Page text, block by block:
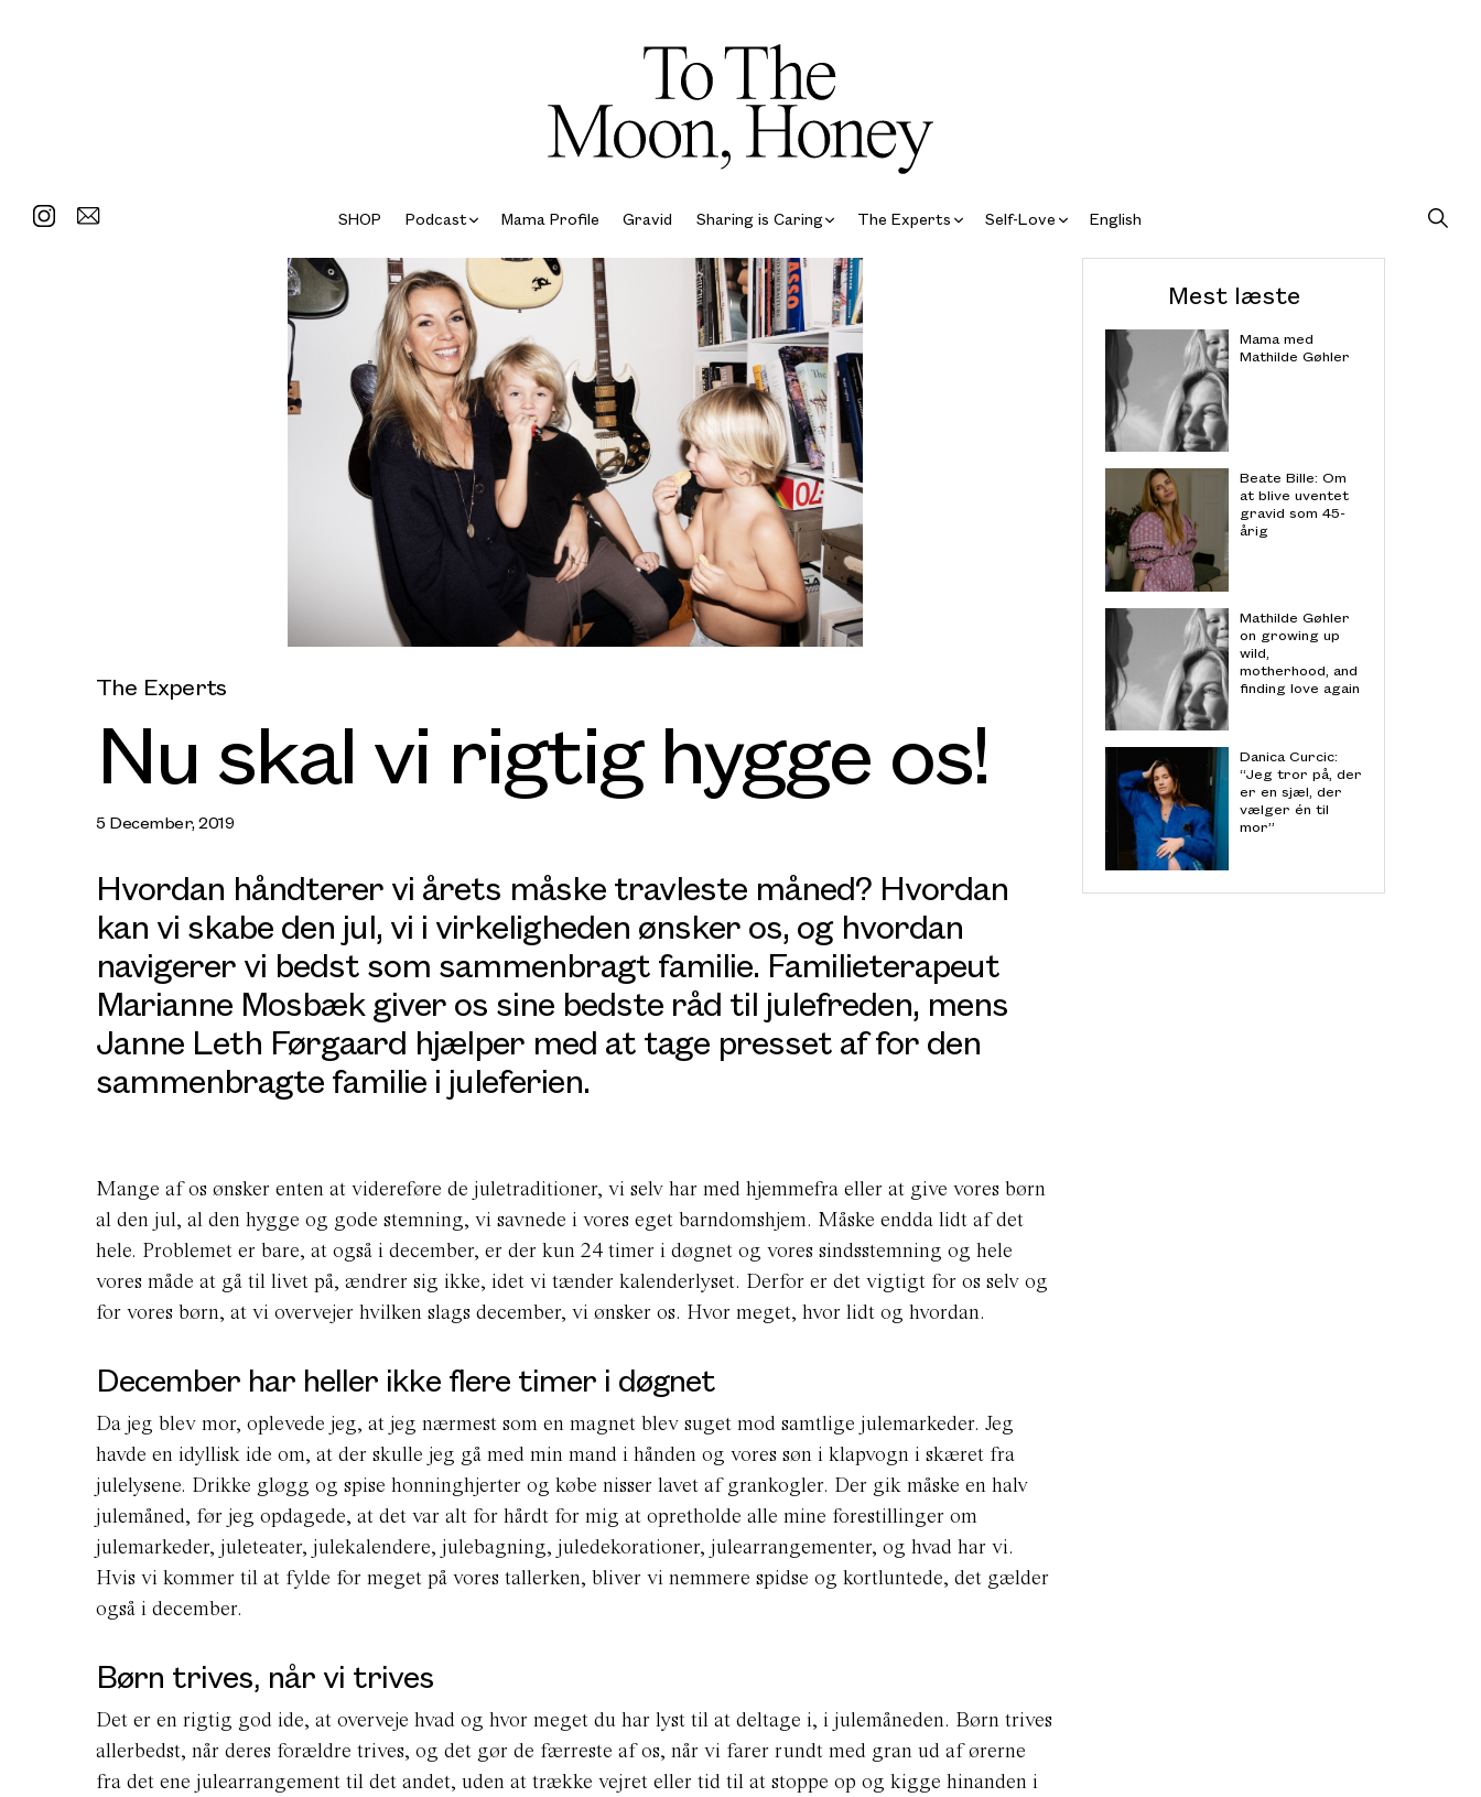
SHOP Podcast Mama Profile Gravid Sharing is Caring The Experts Self-Love English
The Experts
Nu skal vi rigtig hygge os!
5 December, 2019
Hvordan håndterer vi årets måske travleste måned? Hvordan
kan vi skabe den jul, vi i virkeligheden ønsker os, og hvordan
navigerer vi bedst som sammenbragt familie. Familieterapeut
Marianne Mosbæk giver os sine bedste råd til julefreden, mens
Janne Leth Førgaard hjælper med at tage presset af for den
sammenbragte familie i juleferien.
Mange af os ønsker enten at videreføre de juletraditioner, vi selv har med hjemmefra eller at give vores børn
al den jul, al den hygge og gode stemning, vi savnede i vores eget barndomshjem. Måske endda lidt af det
hele. Problemet er bare, at også i december, er der kun 24 timer i døgnet og vores sindsstemning og hele
vores måde at gå til livet på, ændrer sig ikke, idet vi tænder kalenderlyset. Derfor er det vigtigt for os selv og
for vores børn, at vi overvejer hvilken slags december, vi ønsker os. Hvor meget, hvor lidt og hvordan.
December har heller ikke flere timer i døgnet
Da jeg blev mor, oplevede jeg, at jeg nærmest som en magnet blev suget mod samtlige julemarkeder. Jeg
havde en idyllisk ide om, at der skulle jeg gå med min mand i hånden og vores søn i klapvogn i skæret fra
julelysene. Drikke gløgg og spise honninghjerter og købe nisser lavet af grankogler. Der gik måske en halv
julemåned, før jeg opdagede, at det var alt for hårdt for mig at opretholde alle mine forestillinger om
julemarkeder, juleteater, julekalendere, julebagning, juledekorationer, julearrangementer, og hvad har vi.
Hvis vi kommer til at fylde for meget på vores tallerken, bliver vi nemmere spidse og kortluntede, det gælder
også i december.
Børn trives, når vi trives
Det er en rigtig god ide, at overveje hvad og hvor meget du har lyst til at deltage i, i julemåneden. Børn trives
allerbedst, når deres forældre trives, og det gør de færreste af os, når vi farer rundt med gran ud af ørerne
fra det ene julearrangement til det andet, uden at trække vejret eller tid til at stoppe op og kigge hinanden i
Mest læste
Mama med
Mathilde Gøhler
Beate Bille: Om
at blive uventet
gravid som 45-
årig
Mathilde Gøhler
on growing up
wild,
motherhood, and
finding love again
Danica Curcic:
“Jeg tror på, der
er en sjæl, der
vælger én til
mor”